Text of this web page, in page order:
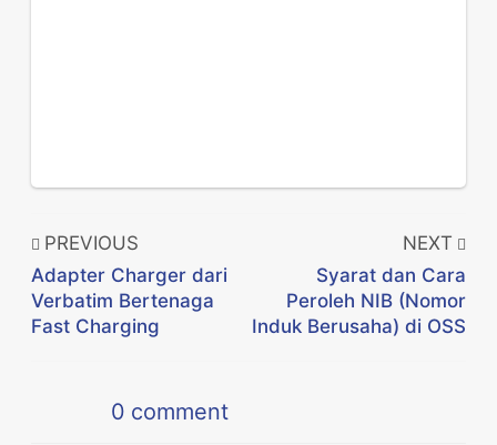
NEXT
Syarat dan Cara
Peroleh NIB (Nomor
Induk Berusaha) di OSS
PREVIOUS
Adapter Charger dari
Verbatim Bertenaga
Fast Charging
0 comment